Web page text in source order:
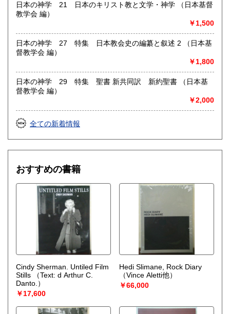
日本の神学 21 日本のキリスト教と文学・神学 （日本基督
教学会 編）
￥1,500
日本の神学 27 特集 日本教会史の編纂と叙述 2 （日本基
督教学会 編）
￥1,800
日本の神学 29 特集 聖書 新共同訳 新約聖書 （日本基
督教学会 編）
￥2,000
全ての新着情報
おすすめの書籍
Cindy Sherman. Untiled Film
Stills
（Text: d Arthur C.
Danto.）
￥17,600
Hedi Slimane, Rock Diary
（Vince Aletti他）
￥66,000